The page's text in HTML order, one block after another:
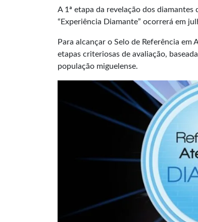
A 1ª etapa da revelação dos diamantes
“Experiência Diamante” ocorrerá em
Para alcançar o Selo de Referência
etapas criteriosas de avaliação,
população miguelense.